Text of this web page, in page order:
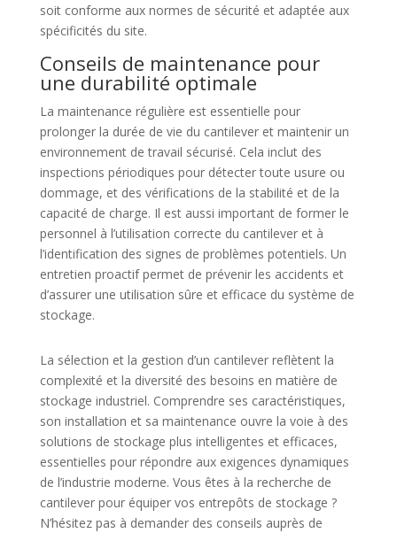
soit conforme aux normes de sécurité et adaptée aux
spécificités du site.
Conseils de maintenance pour
une durabilité optimale
La maintenance régulière est essentielle pour
prolonger la durée de vie du cantilever et maintenir un
environnement de travail sécurisé. Cela inclut des
inspections périodiques pour détecter toute usure ou
dommage, et des vérifications de la stabilité et de la
capacité de charge. Il est aussi important de former le
personnel à l’utilisation correcte du cantilever et à
l’identification des signes de problèmes potentiels. Un
entretien proactif permet de prévenir les accidents et
d’assurer une utilisation sûre et efficace du système de
stockage.
La sélection et la gestion d’un cantilever reflètent la
complexité et la diversité des besoins en matière de
stockage industriel. Comprendre ses caractéristiques,
son installation et sa maintenance ouvre la voie à des
solutions de stockage plus intelligentes et efficaces,
essentielles pour répondre aux exigences dynamiques
de l’industrie moderne. Vous êtes à la recherche de
cantilever pour équiper vos entrepôts de stockage ?
N’hésitez pas à demander des conseils auprès de